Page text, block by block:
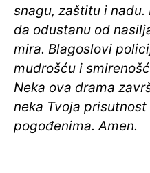
snagu, zaštitu i
da odustanu od
mira. Blagoslovi
mudrošću i
Neka ova drama
neka Tvoja
pogođenima. Amen.